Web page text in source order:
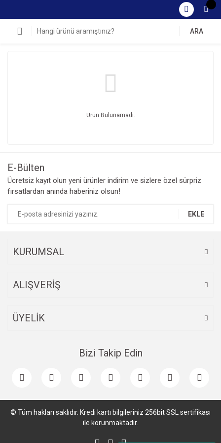
ARA
Ürün Bulunamadı.
E-Bülten
Ücretsiz kayıt olun yeni ürünler indirim ve sizlere özel sürpriz
fırsatlardan anında haberiniz olsun!
EKLE
KURUMSAL
ALIŞVERİŞ
ÜYELİK
Bizi Takip Edin
© Tüm hakları saklıdır. Kredi kartı bilgileriniz 256bit SSL sertifikası
ile korunmaktadır.